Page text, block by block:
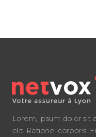
Lorem, ipsum dolor sit
elit. Ratione, corporis.